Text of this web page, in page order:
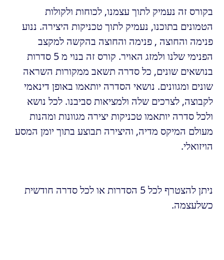
בקורס זה נעמיק לתוך עצמנו, לכוחות ולקולות
הטמונים בתוכנו, נעמיק לתוך טכניקות היצירה. ננוע
פנימה והחוצה , פנימה והחוצה בהקשה למקצב
הפנימי שלנו ולמזג האויר. קורס זה בנוי מ 5 סדרות
בנושאים שונים, כל סדרה תשאב ממקורות השראה
שונים ומגוונים. נושאי הסדרה יותאמו באופן דינאמי
לקבוצה, לצרכים שלה ולמציאות סביבנו. לכל נושא
ולכל סדרה יותאמו טכניקות יצירה מגוונות ומהנות
מעולם המיקס מדיה, והיצירה תבוצע בתוך יומן המסע
הויזואלי.
ניתן להצטרף לכל 5 הסדרות או לכל סדרה חודשית
כשלעצמה.